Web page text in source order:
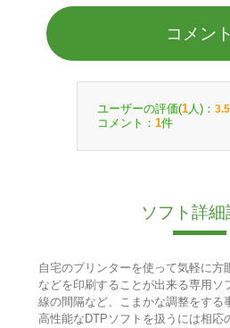
コメント
ユーザーの評価(1 人)： 3.5
コメント： 1件
ソフト詳細
自宅のプリンターを使って気軽に方
などを印刷することが出来る専用ソ
線の間隔など、こまかな調整をする
高性能なDTPソフトを扱うには相応